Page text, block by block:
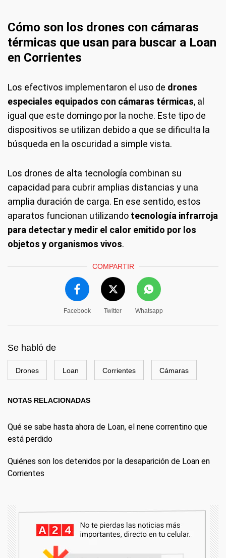
Cómo son los drones con cámaras
térmicas que usan para buscar a Loan
en Corrientes
Los efectivos implementaron el uso de drones
especiales equipados con cámaras térmicas, al
igual que este domingo por la noche. Este tipo de
dispositivos se utilizan debido a que se dificulta la
búsqueda en la oscuridad a simple vista.
Los drones de alta tecnología combinan su
capacidad para cubrir amplias distancias y una
amplia duración de carga. En ese sentido, estos
aparatos funcionan utilizando tecnología infrarroja
para detectar y medir el calor emitido por los
objetos y organismos vivos.
COMPARTIR
Facebook Twitter Whatsapp
Se habló de
Drones Loan Corrientes Cámaras
NOTAS RELACIONADAS
Qué se sabe hasta ahora de Loan, el nene correntino que
está perdido
Quiénes son los detenidos por la desaparición de Loan en
Corrientes